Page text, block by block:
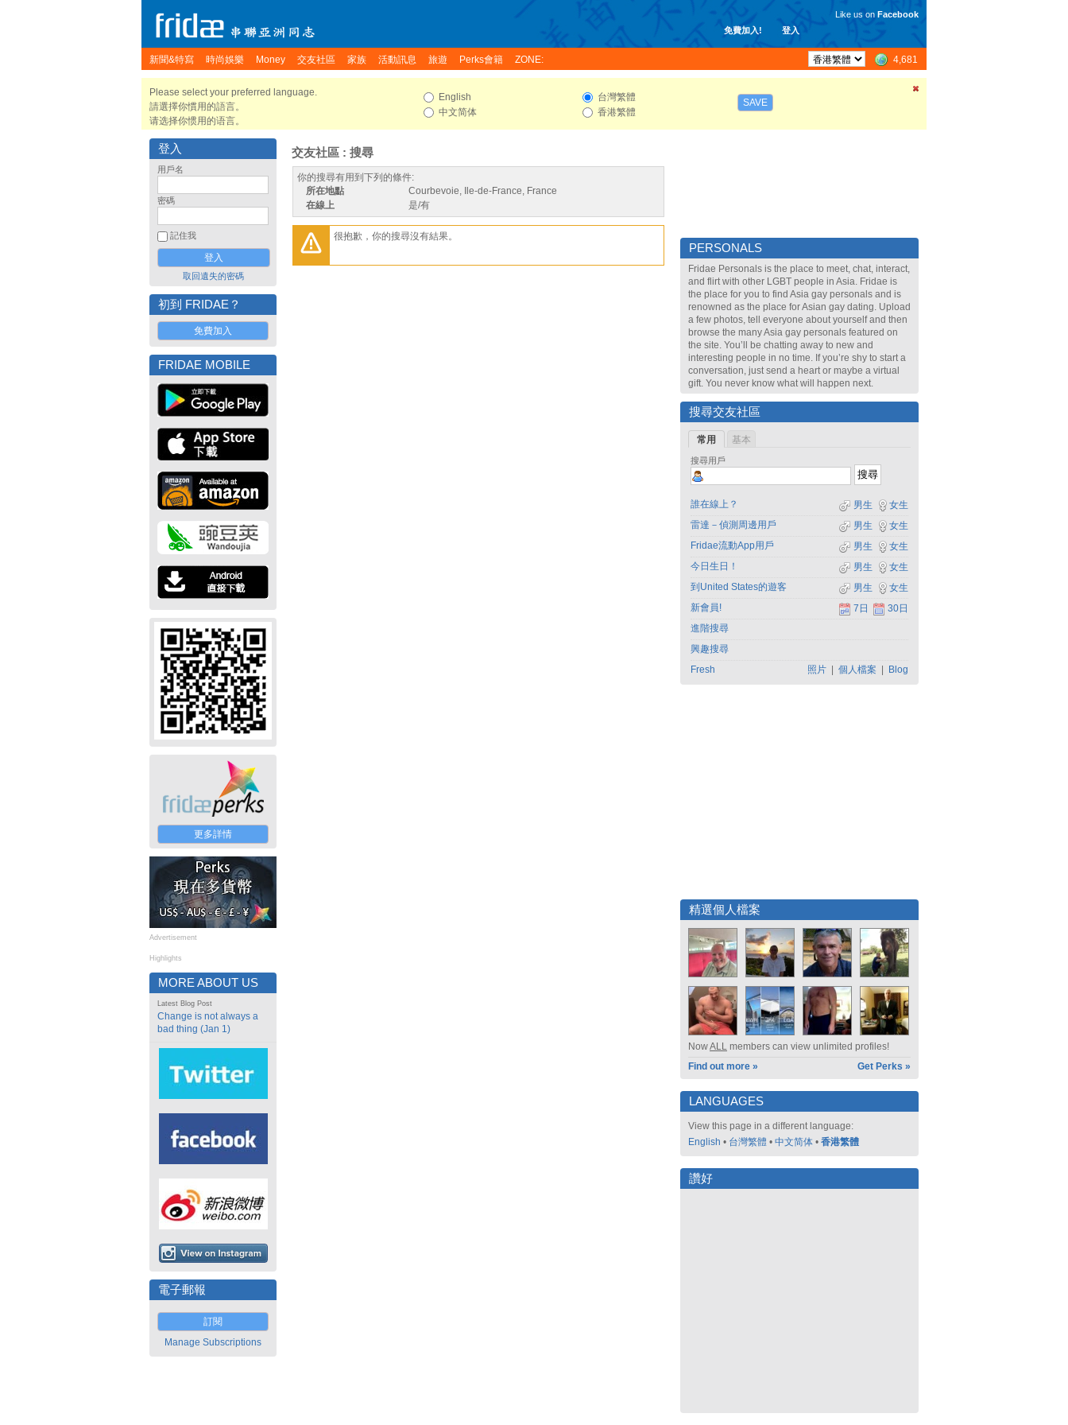
免費加入! 登入
Like us on Facebook
新聞&特寫 時尚娛樂 Money 交友社區 家族 活動訊息 旅遊 Perks會籍 ZONE: 4,681
Please select your preferred language.
請選擇你慣用的語言。
请选择你惯用的语言。
English
中文简体
台灣繁體
香港繁體
SAVE
登入
用戶名
密碼
記住我
取回遺失的密碼
初到 FRIDAE？
免費加入
FRIDAE MOBILE
更多詳情
Advertisement
Highlights
MORE ABOUT US
Latest Blog Post
Change is not always a
bad thing (Jan 1)
電子郵報
訂閱
Manage Subscriptions
交友社區 : 搜尋
你的搜尋有用到下列的條件:
所在地點
Courbevoie, Ile-de-France, France
在線上
是/有
很抱歉，你的搜尋沒有結果。
PERSONALS
Fridae Personals is the place to meet, chat, interact,
and flirt with other LGBT people in Asia. Fridae is
the place for you to find Asia gay personals and is
renowned as the place for Asian gay dating. Upload
a few photos, tell everyone about yourself and then
browse the many Asia gay personals featured on
the site. You’ll be chatting away to new and
interesting people in no time. If you’re shy to start a
conversation, just send a heart or maybe a virtual
gift. You never know what will happen next.
搜尋交友社區
常用 基本
搜尋用戶
誰在線上？ 女生
男生
雷達－偵測周邊用戶
女生
男生
Fridae流動App用戶
女生
男生
今日生日！
女生
男生
到United States的遊客
女生
男生
新會員!
30日
7日
進階搜尋
興趣搜尋
Fresh
照片 個人檔案 Blog
精選個人檔案
NowALL members can view unlimited profiles!
Find out more »
Get Perks »
LANGUAGES
View this page in a different language:
English • 台灣繁體 • 中文简体 • 香港繁體
讚好